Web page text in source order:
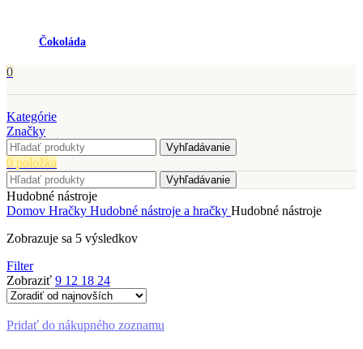
Čokoláda
0
Kategórie
Značky
Vyhľadávanie
0 položka
Vyhľadávanie
Hudobné nástroje
Domov Hračky Hudobné nástroje a hračky Hudobné nástroje
Zobrazuje sa 5 výsledkovZoradené
Filter
Zobraziť 9 12 18 24
Pridať do nákupného zoznamu